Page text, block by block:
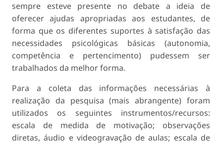
sempre esteve presente no debate a ideia de
oferecer ajudas apropriadas aos estudantes, de
forma que os diferentes suportes à satisfação das
necessidades psicológicas básicas (autonomia,
competência e pertencimento) pudessem ser
trabalhados da melhor forma.
Para a coleta das informações necessárias à
realização da pesquisa (mais abrangente) foram
utilizados os seguintes instrumentos/recursos:
escala de medida de motivação; observações
diretas, áudio e videogravação de aulas; escala de